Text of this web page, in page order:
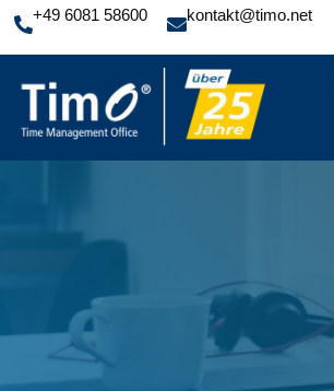
+49 6081 58600 kontakt@timo.net